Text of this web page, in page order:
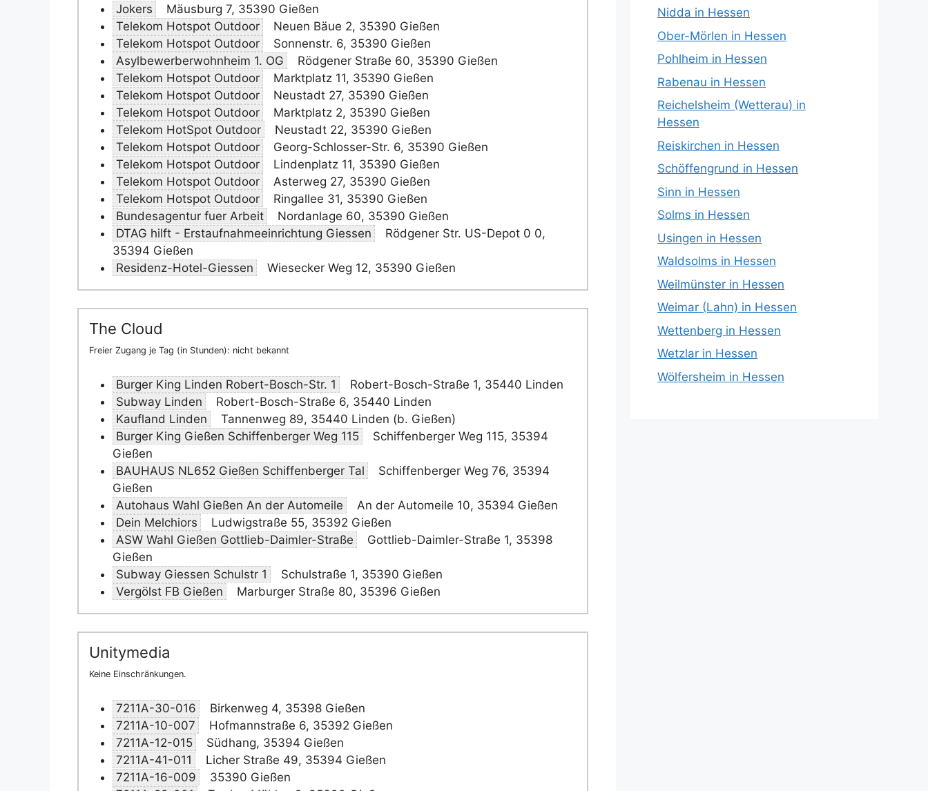
Jokers
Mäusburg 7, 35390 Gießen
Telekom Hotspot Outdoor
Neuen Bäue 2, 35390 Gießen
Telekom Hotspot Outdoor
Sonnenstr. 6, 35390 Gießen
Asylbewerberwohnheim 1. OG
Rödgener Straße 60, 35390 Gießen
Telekom Hotspot Outdoor
Marktplatz 11, 35390 Gießen
Telekom Hotspot Outdoor
Neustadt 27, 35390 Gießen
Telekom Hotspot Outdoor
Marktplatz 2, 35390 Gießen
Telekom HotSpot Outdoor
Neustadt 22, 35390 Gießen
Telekom Hotspot Outdoor
Georg-Schlosser-Str. 6, 35390 Gießen
Telekom Hotspot Outdoor
Lindenplatz 11, 35390 Gießen
Telekom Hotspot Outdoor
Asterweg 27, 35390 Gießen
Telekom Hotspot Outdoor
Ringallee 31, 35390 Gießen
Bundesagentur fuer Arbeit
Nordanlage 60, 35390 Gießen
DTAG hilft - Erstaufnahmeeinrichtung Giessen
Rödgener Str. US-Depot 0 0,
35394 Gießen
Residenz-Hotel-Giessen
Wiesecker Weg 12, 35390 Gießen
The Cloud
Freier Zugang je Tag (in Stunden): nicht bekannt
Burger King Linden Robert-Bosch-Str. 1
Robert-Bosch-Straße 1, 35440 Linden
Subway Linden
Robert-Bosch-Straße 6, 35440 Linden
Kaufland Linden
Tannenweg 89, 35440 Linden (b. Gießen)
Burger King Gießen Schiffenberger Weg 115
Schiffenberger Weg 115, 35394
Gießen
BAUHAUS NL652 Gießen Schiffenberger Tal
Schiffenberger Weg 76, 35394
Gießen
Autohaus Wahl Gießen An der Automeile
An der Automeile 10, 35394 Gießen
Dein Melchiors
Ludwigstraße 55, 35392 Gießen
ASW Wahl Gießen Gottlieb-Daimler-Straße
Gottlieb-Daimler-Straße 1, 35398
Gießen
Subway Giessen Schulstr 1
Schulstraße 1, 35390 Gießen
Vergölst FB Gießen
Marburger Straße 80, 35396 Gießen
Unitymedia
Keine Einschränkungen.
7211A-30-016
Birkenweg 4, 35398 Gießen
7211A-10-007
Hofmannstraße 6, 35392 Gießen
7211A-12-015
Südhang, 35394 Gießen
7211A-41-011
Licher Straße 49, 35394 Gießen
7211A-16-009
35390 Gießen
Nidda in Hessen
Ober-Mörlen in Hessen
Pohlheim in Hessen
Rabenau in Hessen
Reichelsheim (Wetterau) in
Hessen
Reiskirchen in Hessen
Schöffengrund in Hessen
Sinn in Hessen
Solms in Hessen
Usingen in Hessen
Waldsolms in Hessen
Weilmünster in Hessen
Weimar (Lahn) in Hessen
Wettenberg in Hessen
Wetzlar in Hessen
Wölfersheim in Hessen